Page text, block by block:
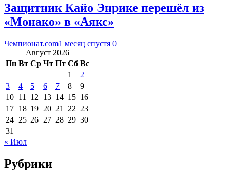
Защитник Кайо Энрике перешёл из
«Монако» в «Аякс»
Чемпионат.com1 месяц спустя 0
Август 2026
Пн Вт Ср Чт Пт Сб Вс
1
2
3
4 5 6 7 8
9
10 11 12 13 14 15 16
17 18 19 20 21 22 23
24 25 26 27 28 29 30
31
« Июл
Рубрики